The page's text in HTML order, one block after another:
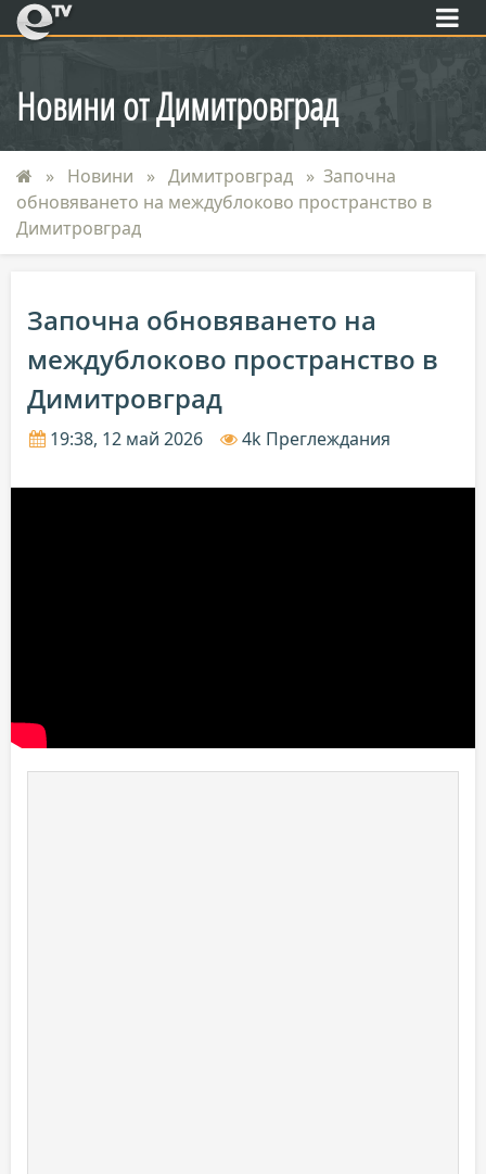
eTV
Новини от Димитровград
Новини Димитровград
Започна
обновяването на междублоково пространство в
Димитровград
Започна обновяването на
междублоково пространство в
Димитровград
19:38, 12 май 2026 4k Преглеждания